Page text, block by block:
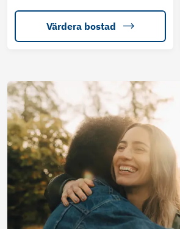
Värdera bostad